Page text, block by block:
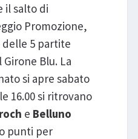
il salto di
Promozione,
delle 5 partite
Blu. La
si apre sabato
16.00 si ritrovano
e Belluno
punti per